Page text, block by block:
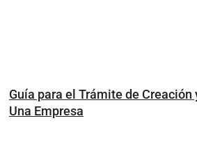
Guía para el Trámite de
Una Empresa